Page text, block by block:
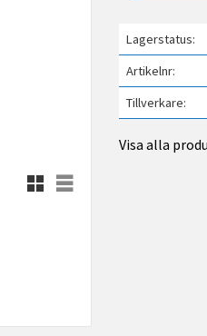
Rutnätsvy
Listvy
Lagerstatus
Artikelnr
Tillverkare
Visa alla